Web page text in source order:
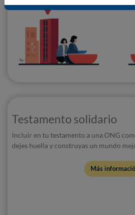
Testamento solidario
Incluir en tu testamento a una ONG
dejes huella y construyas un mundo
Más